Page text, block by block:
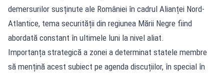
demersurilor susținute ale României în cadrul Alianței Nord-
Atlantice, tema securității din regiunea Mării Negre fiind
abordată constant în ultimele luni la nivel aliat.
Importanța strategică a zonei a determinat statele membre
să mențină acest subiect pe agenda discuțiilor, în special în